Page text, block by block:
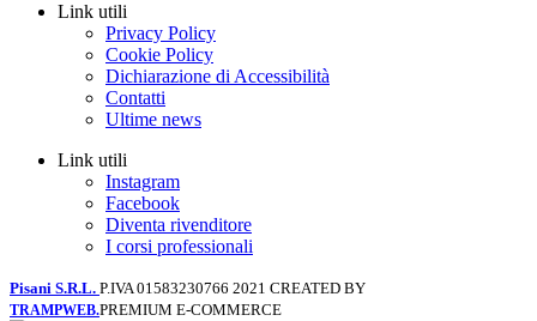
Link utili
Privacy Policy
Cookie Policy
Dichiarazione di Accessibilità
Contatti
Ultime news
Link utili
Instagram
Facebook
Diventa rivenditore
I corsi professionali
Pisani S.R.L. P.IVA 01583230766 2021 CREATED BY
TRAMPWEB.PREMIUM E-COMMERCE